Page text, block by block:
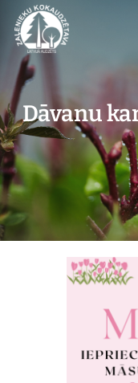
Dāvanu